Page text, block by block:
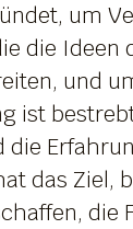
um
die Ideen
und
ist
das Ziel,
die